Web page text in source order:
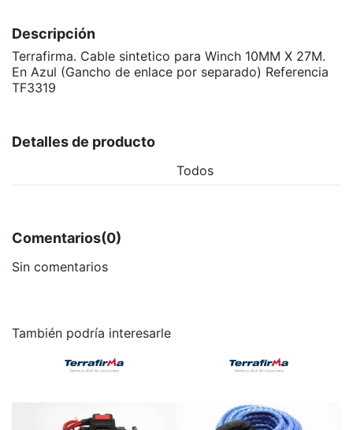
Descripción
Terrafirma. Cable sintetico para Winch 10MM X 27M.
En Azul (Gancho de enlace por separado) Referencia
TF3319
Detalles de producto
Todos
Comentarios(0)
Sin comentarios
También podría interesarle